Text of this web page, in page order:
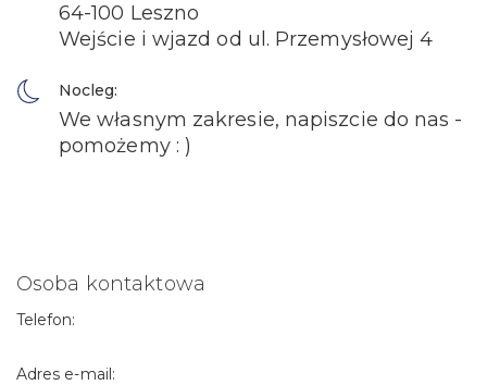
64-100 Leszno
Wejście i wjazd od ul. Przemysłowej 4
Nocleg:
We własnym zakresie, napiszcie do nas -
pomożemy : )
Osoba kontaktowa
Telefon:
Adres e-mail: